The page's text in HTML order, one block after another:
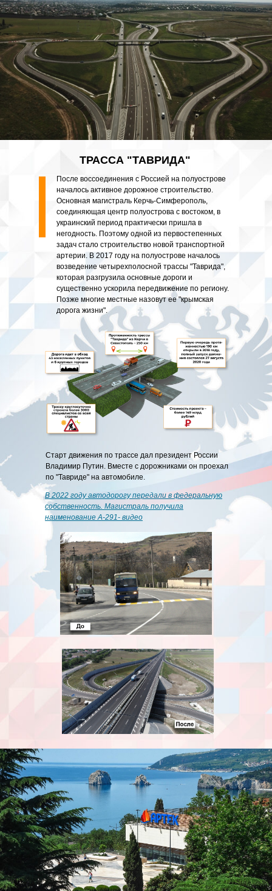
После воссоединения с Россией на полуострове
началось активное дорожное строительство.
Основная магистраль Керчь-Симферополь,
соединяющая центр полуострова с востоком, в
украинский период практически пришла в
негодность. Поэтому одной из первостепенных
задач стало строительство новой транспортной
артерии. В 2017 году на полуострове началось
возведение четырехполосной трассы "Таврида",
которая разгрузила основные дороги и
существенно ускорила передвижение по региону.
Позже многие местные назовут ее "крымская
дорога жизни".
Старт движения по трассе дал президент России
Владимир Путин. Вместе с дорожниками он проехал
по "Тавриде" на автомобиле.
ТРАССА "ТАВРИДА"
В 2022 году автодорогу передали в федеральную
собственность. Магистраль получила
наименование А-291- видео